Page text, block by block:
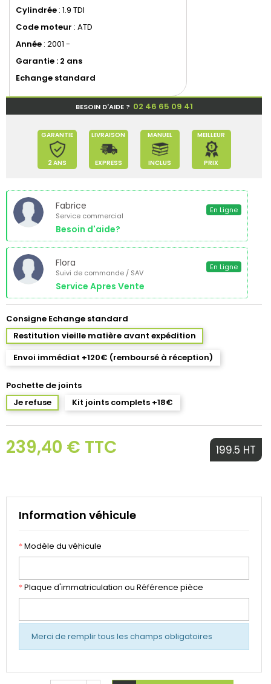
Cylindrée : 1.9 TDI
Code moteur : ATD
Année : 2001 -
Garantie : 2 ans
Echange standard
BESOIN D'AIDE ? 02 46 65 09 41
GARANTIE
2 ANS
LIVRAISON
EXPRESS
MANUEL
INCLUS
MEILLEUR
PRIX
Fabrice
Service commercial
Besoin d'aide?
En Ligne
Flora
Suivi de commande / SAV
Service Apres Vente
En Ligne
Consigne Echange standard
Restitution vieille matière avant expédition
Envoi immédiat +120€ (remboursé à réception)
Pochette de joints
Je refuse
Kit joints complets +18€
239,40 € TTC 199.5 HT
Information véhicule
*Modèle du véhicule
*Plaque d'immatriculation ou Référence pièce
Merci de remplir tous les champs obligatoires